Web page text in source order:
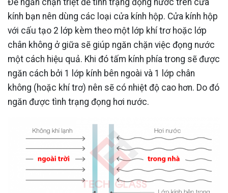
Để ngăn chặn triệt để tình trạng đọng nước trên cửa
kính bạn nên dùng các loại cửa kính hộp. Cửa kính hộp
với cấu tạo 2 lớp kèm theo một lớp khí trơ hoặc lớp
chân không ở giữa sẽ giúp ngăn chặn việc đọng nước
một cách hiệu quả. Khi đó tấm kính phía trong sẽ được
ngăn cách bởi 1 lớp kính bên ngoài và 1 lớp chân
không (hoặc khí trơ) nên sẽ có nhiệt độ cao hơn. Do đó
ngăn được tình trạng đọng hơi nước.